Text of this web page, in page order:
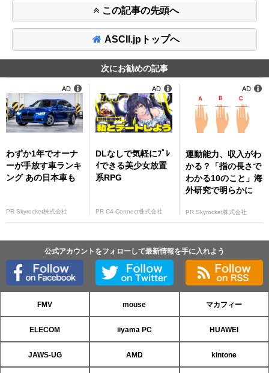
この記事の先頭へ
ASCII.jpトップへ
次にお勧めの記事
わずか1年でオーナ
ーが手放す車ランキ
ング あの日本車も
PR Skyrocket株式会社
AD
DLなしで気軽にﾌﾟﾚ
ｲできる美少女放置
系RPG
PR C4 Connect株式会社
AD
運動能力、収入がわ
かる？「指の長さで
わかる10のこと」海
外研究で明らかに
PR Skyrocket株式会社
AD
公式アカウントをフォローして最新情報を手に入れよう
FMV mouse マカフィー
ELECOM iiyama PC HUAWEI
JAWS-UG AMD kintone